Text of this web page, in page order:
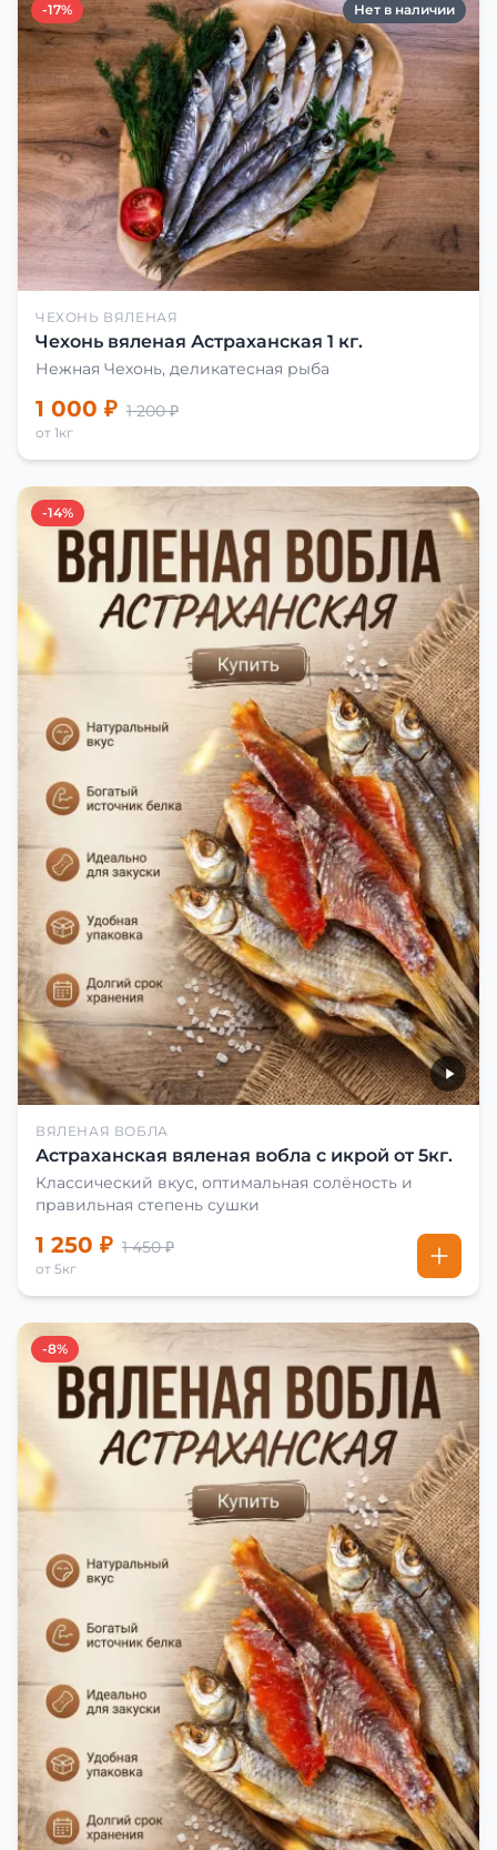
-17% Нет в наличии
ЧЕХОНЬ ВЯЛЕНАЯ
Чехонь вяленая Астраханская 1 кг.
Нежная Чехонь, деликатесная рыба
1 000 ₽ 1 200 ₽
от 1кг
-14%
ВЯЛЕНАЯ ВОБЛА
Астраханская вяленая вобла с икрой от 5кг.
Классический вкус, оптимальная солёность и
правильная степень сушки
1 250 ₽ 1 450 ₽
от 5кг
-8%